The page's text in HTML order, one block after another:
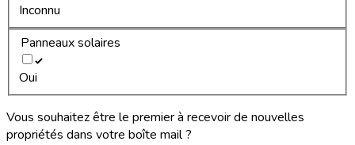
Inconnu
Panneaux solaires
Oui
Vous souhaitez être le premier à recevoir de nouvelles
propriétés dans votre boîte mail ?